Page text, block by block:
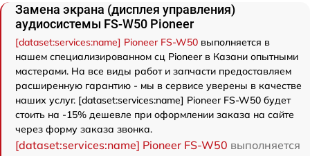
Замена экрана (дисплея управления)
аудиосистемы FS-W50 Pioneer
[dataset:services:name] Pioneer FS-W50 выполняется в
нашем специализированном сц Pioneer в Казани опытными
мастерами. На все виды работ и запчасти предоставляем
расширенную гарантию - мы в сервисе уверены в качестве
наших услуг. [dataset:services:name] Pioneer FS-W50 будет
стоить на -15% дешевле при оформлении заказа на сайте
через форму заказа звонка.
[dataset:services:name] Pioneer FS-W50 выполняется